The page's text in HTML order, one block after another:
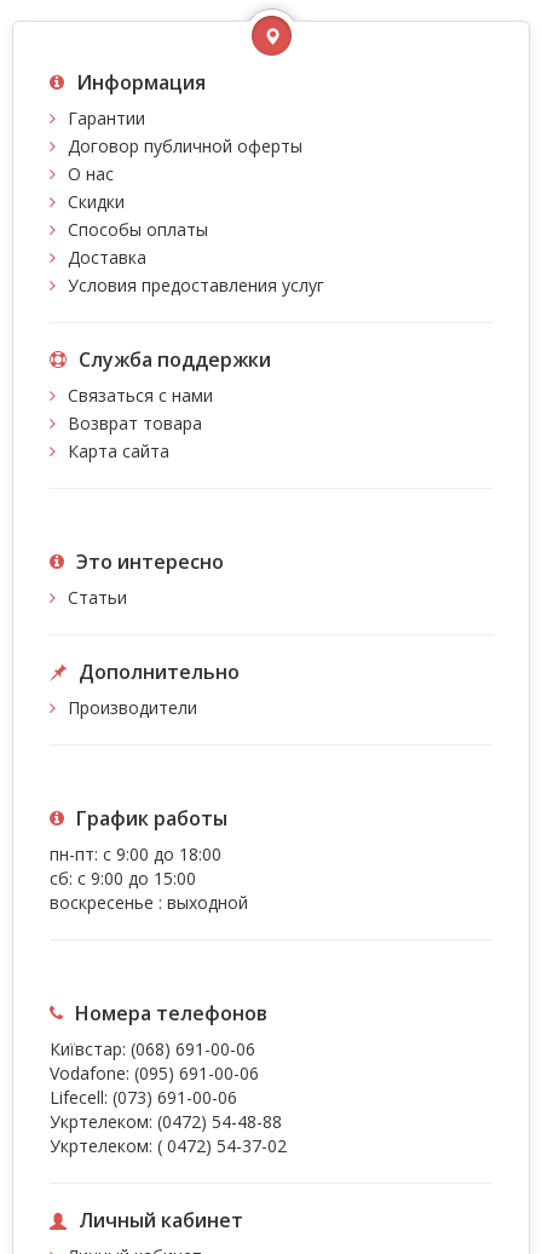
Информация
Гарантии
Договор публичной оферты
О нас
Скидки
Способы оплаты
Доставка
Условия предоставления услуг
Служба поддержки
Связаться с нами
Возврат товара
Карта сайта
Это интересно
Статьи
Дополнительно
Производители
График работы
пн-пт: с 9:00 до 18:00
сб: с 9:00 до 15:00
воскресенье : выходной
Номера телефонов
Київстар: (068) 691-00-06
Vodafone: (095) 691-00-06
Lifecell: (073) 691-00-06
Укртелеком: (0472) 54-48-88
Укртелеком: ( 0472) 54-37-02
Личный кабинет